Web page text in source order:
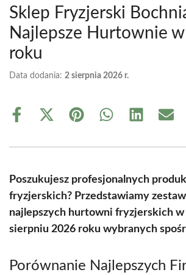
Sklep Fryzjerski
Najlepsze Hurtownie
roku
Data dodania: 2 sierpnia 2026 r.
Share
Share
(Twitter)
Share Share Share Share
Poszukujesz profesjonalnych
fryzjerskich? Przedstawiamy
najlepszych hurtowni fryzjerskich
sierpniu 2026 roku wybranych
Porównanie Najlepszych